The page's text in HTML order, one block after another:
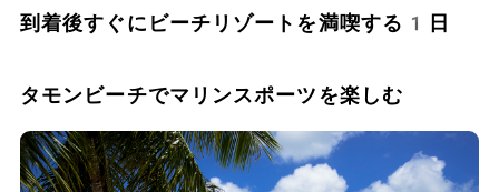
到着後すぐにビーチリゾートを満喫する1日
タモンビーチでマリンスポーツを楽しむ